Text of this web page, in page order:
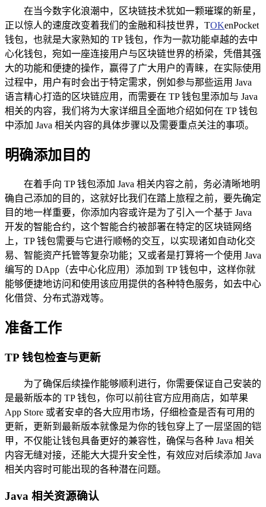
在当今数字化浪潮中，区块链技术犹如一颗璀璨的新星，
正以惊人的速度改变着我们的金融和科技世界，TOKenPocket
钱包，也就是大家熟知的 TP 钱包，作为一款功能卓越的去中
心化钱包，宛如一座连接用户与区块链世界的桥梁，凭借其强
大的功能和便捷的操作，赢得了广大用户的青睐，在实际使用
过程中，用户有时会出于特定需求，例如参与那些运用 Java
语言精心打造的区块链应用，而需要在 TP 钱包里添加与 Java
相关的内容，我们将为大家详细且全面地介绍如何在 TP 钱包
中添加 Java 相关内容的具体步骤以及需要重点关注的事项。
明确添加目的
在着手向 TP 钱包添加 Java 相关内容之前，务必清晰地明
确自己添加的目的，这就好比我们在踏上旅程之前，要先确定
目的地一样重要，你添加内容或许是为了引入一个基于 Java
开发的智能合约，这个智能合约被部署在特定的区块链网络
上，TP 钱包需要与它进行顺畅的交互，以实现诸如自动化交
易、智能资产托管等复杂功能；又或者是打算将一个使用 Java
编写的 DApp（去中心化应用）添加到 TP 钱包中，这样你就
能够便捷地访问和使用该应用提供的各种特色服务，如去中心
化借贷、分布式游戏等。
准备工作
TP 钱包检查与更新
为了确保后续操作能够顺利进行，你需要保证自己安装的
是最新版本的 TP 钱包，你可以前往官方应用商店，如苹果
App Store 或者安卓的各大应用市场，仔细检查是否有可用的
更新，更新到最新版本就像是为你的钱包穿上了一层坚固的铠
甲，不仅能让钱包具备更好的兼容性，确保与各种 Java 相关
内容无缝对接，还能大大提升安全性，有效应对后续添加 Java
相关内容时可能出现的各种潜在问题。
Java 相关资源确认